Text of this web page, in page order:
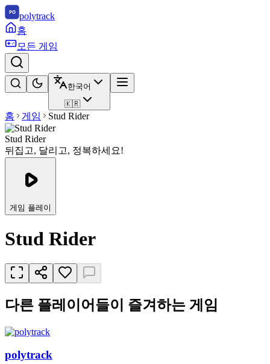
polytrack
홈
모든 게임
한국어
🇰🇷
홈 게임 Stud Rider
Stud Rider
뒤집고, 달리고, 정복하세요!
게임 플레이
Stud Rider
다른 플레이어들이 즐겨하는 게임
polytrack